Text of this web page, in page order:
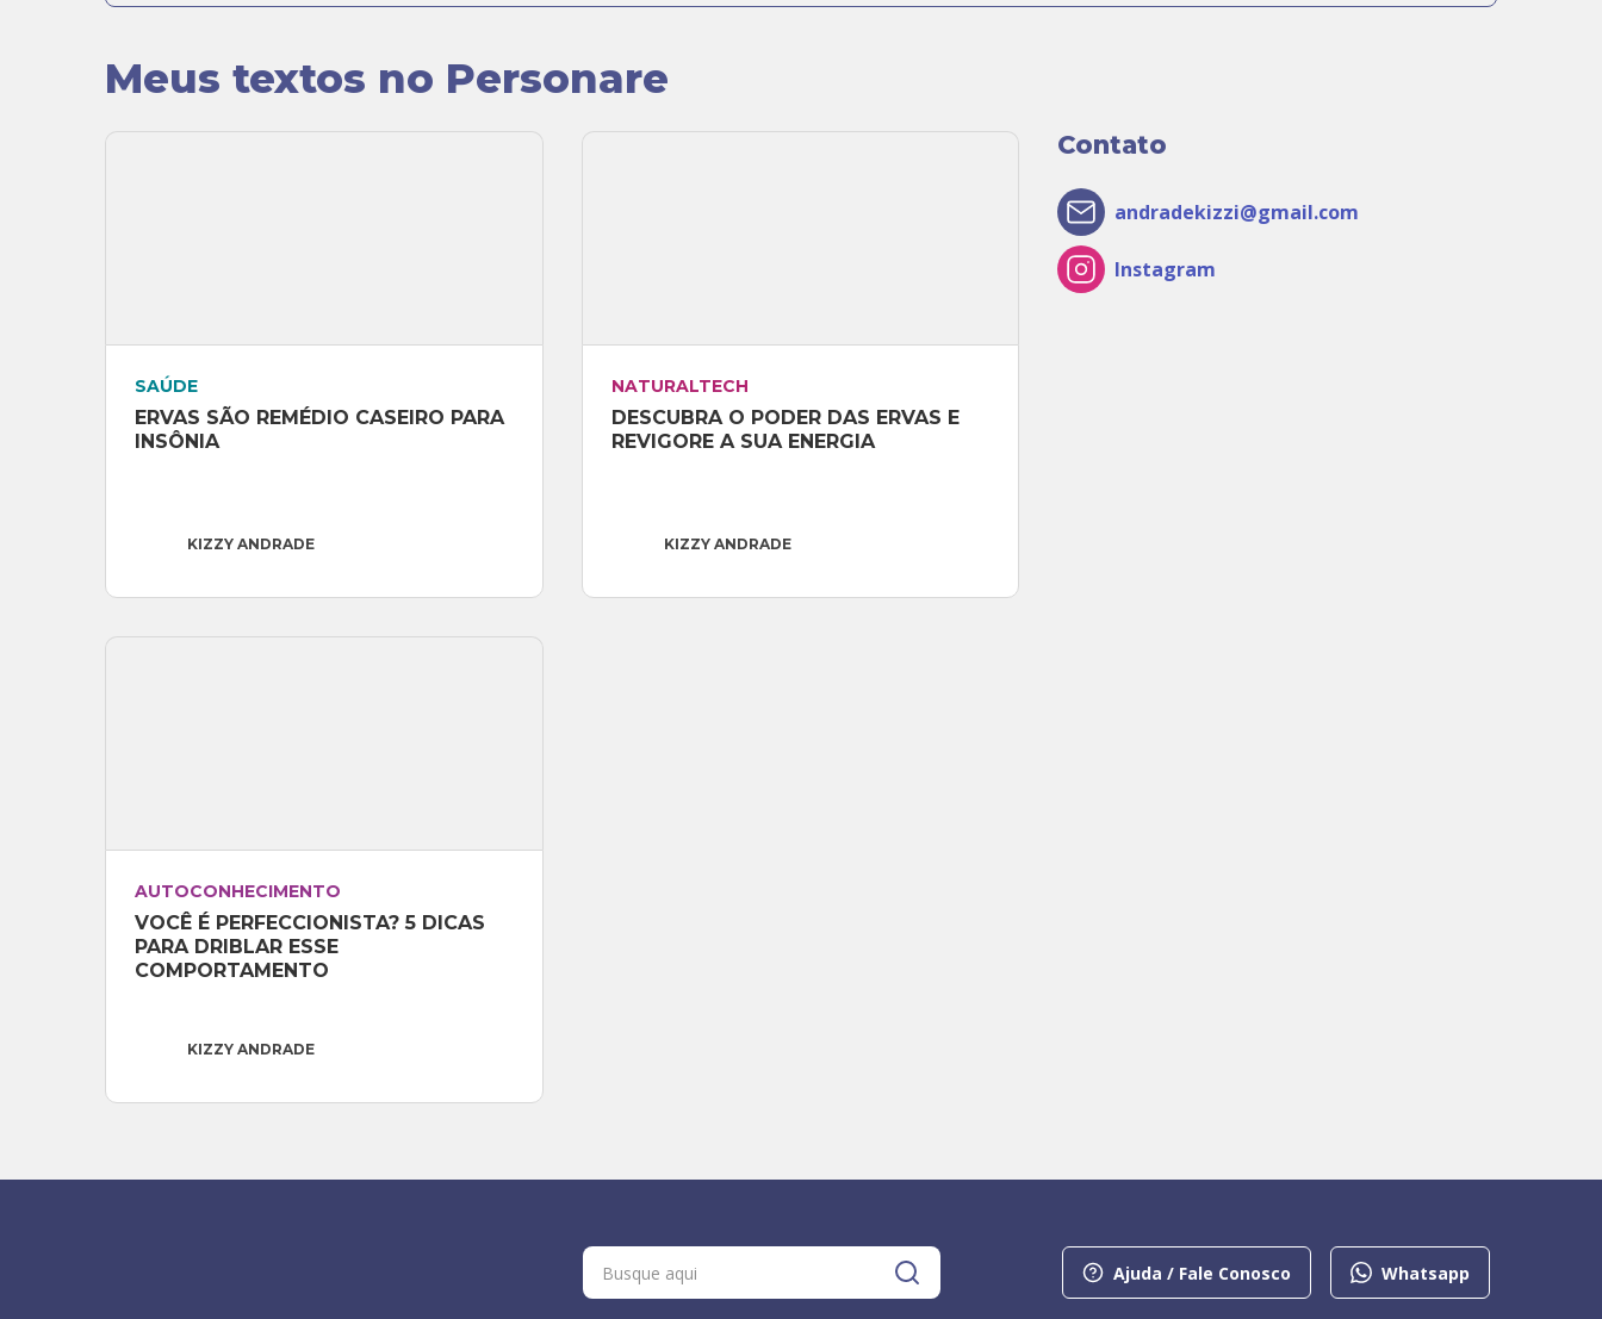
de Bach e a Constelação Familiar. Realizo atendimentos individuais e envio manipulações para todo o Brasil.
Meus textos no Personare
SAÚDE
ERVAS SÃO REMÉDIO CASEIRO PARA
INSÔNIA
KIZZY ANDRADE
NATURALTECH
DESCUBRA O PODER DAS ERVAS E
REVIGORE A SUA ENERGIA
KIZZY ANDRADE
AUTOCONHECIMENTO
VOCÊ É PERFECCIONISTA? 5 DICAS
PARA DRIBLAR ESSE
COMPORTAMENTO
KIZZY ANDRADE
Contato
andradekizzi@gmail.com
Instagram
Ajuda / Fale Conosco Whatsapp